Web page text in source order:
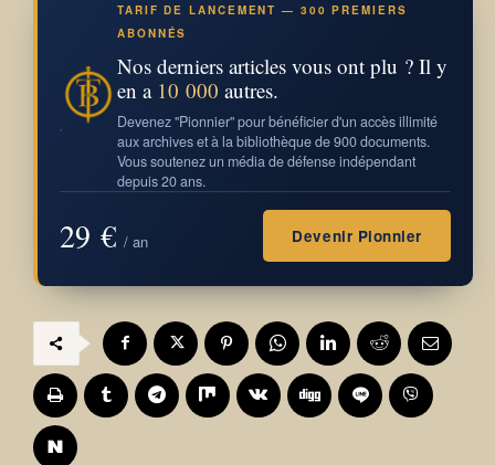
TARIF DE LANCEMENT — 300 PREMIERS
ABONNÉS
Nos derniers articles vous ont plu ? Il y
en a 10 000 autres.
Devenez "Pionnier" pour bénéficier d'un accès illimité
aux archives et à la bibliothèque de 900 documents.
Vous soutenez un média de défense indépendant
depuis 20 ans.
29 € / an Devenir Pionnier